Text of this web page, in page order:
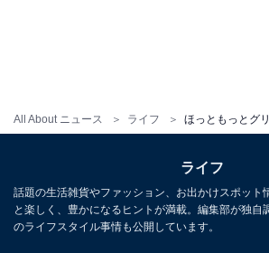
All About ニュース ライフ
ていて、衣のサクサク感とエビのプリ
ライフ
話題の生活雑貨やファッション、お出かけスポット
と楽しく、豊かになるヒントが満載。編集部が独自
のライフスタイル事情も公開しています。